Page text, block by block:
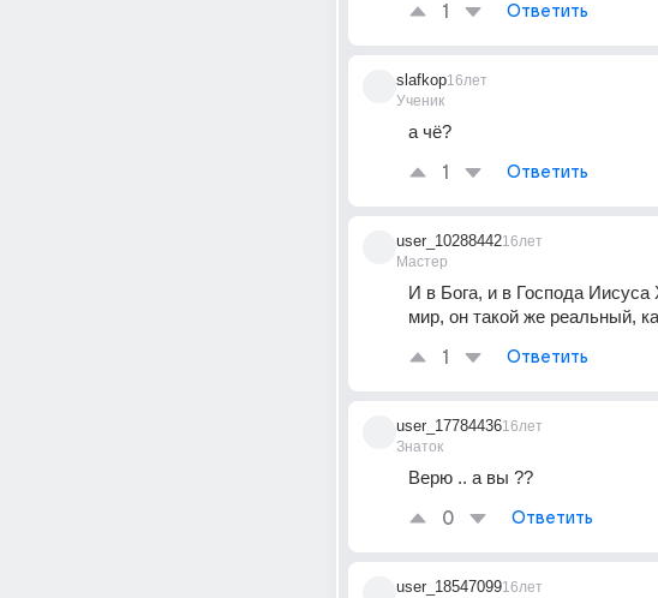
1 Ответить
slafkop
Ученик
16лет
а чё?
1 Ответить
user_10288442
Мастер
16лет
И в Бога, и в Господа
мир, он такой же реальный,
1 Ответить
user_17784436
Знаток
16лет
Верю .. а вы ??
0 Ответить
user_1854709916лет